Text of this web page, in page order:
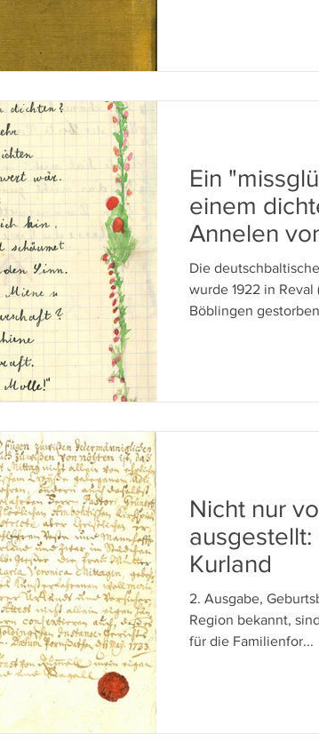
Ein
einem
Annelen
Jugend
Die
wurde 1922 in
Böblingen
Nicht nur
Kurland
2. Ausgabe,
Region bekannt,
für die Familienfor...